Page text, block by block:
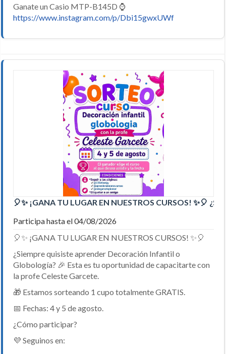
Ganate un Casio MTP-B145D ⌚️
https://www.instagram.com/p/Dbi15gwxUWf
🎈✨ ¡GANA TU LUGAR EN NUESTROS CURSOS! ✨🎈
Participa hasta el 04/08/2026
🎈✨ ¡GANA TU LUGAR EN NUESTROS CURSOS! ✨🎈
¿Siempre quisiste aprender Decoración Infantil o
Globología? 🎉 Esta es tu oportunidad de capacitarte con
la profe Celeste Garcete.
🎁 Estamos sorteando 1 cupo totalmente GRATIS.
📅 Fechas: 4 y 5 de agosto.
¿Cómo participar?
💜 Seguinos en: